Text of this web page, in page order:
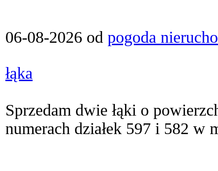
06-08-2026 od pogoda
łąka
Sprzedam dwie łąki o
numerach działek 597 i 582 w